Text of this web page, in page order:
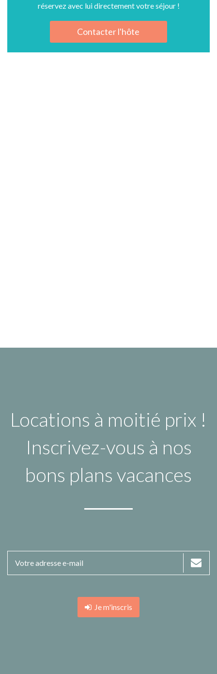
réservez avec lui directement votre séjour !
Contacter l'hôte
Locations à moitié prix !
Inscrivez-vous à nos
bons plans vacances
Je m'inscris